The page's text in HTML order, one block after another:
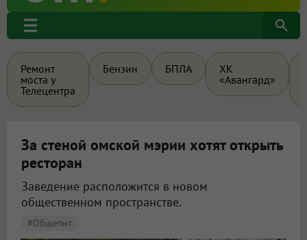
Ремонт
моста у
Телецентра
Бензин БПЛА
ХК
«Авангард»
За стеной омской мэрии хотят открыть
ресторан
Заведение расположится в новом
общественном пространстве.
#общепит